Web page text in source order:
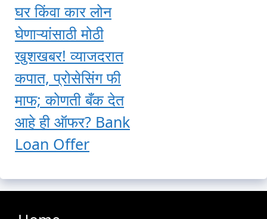
घर किंवा कार लोन
घेणाऱ्यांसाठी मोठी
खुशखबर! व्याजदरात
कपात, प्रोसेसिंग फी
माफ; कोणती बँक देत
आहे ही ऑफर? Bank
Loan Offer